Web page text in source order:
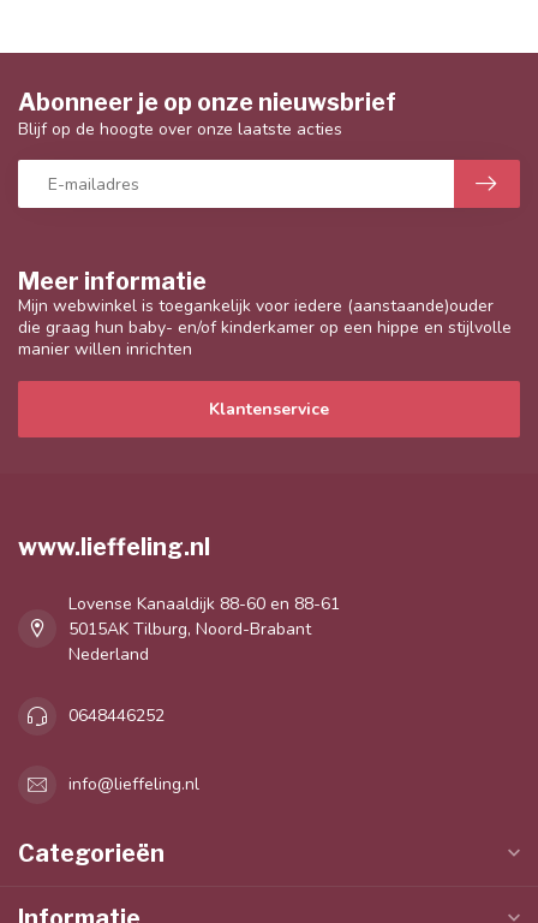
Meer informatie
Mijn webwinkel is toegankelijk voor iedere (aanstaande)ouder
die graag hun baby- en/of kinderkamer op een hippe en stijlvolle
manier willen inrichten
Klantenservice
Abonneer je op onze nieuwsbrief
Blijf op de hoogte over onze laatste acties
www.lieffeling.nl
Lovense Kanaaldijk 88-60 en 88-61
5015AK Tilburg, Noord-Brabant
Nederland
0648446252
info@lieffeling.nl
Categorieën